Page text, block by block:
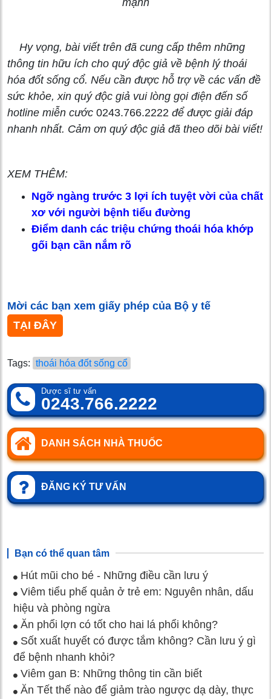
Hy vọng, bài viết trên đã cung cấp thêm những
thông tin hữu ích cho quý độc giả về bệnh lý thoái
hóa đốt sống cổ. Nếu cần được hỗ trợ về các vấn đề
sức khỏe, xin quý độc giả vui lòng gọi điện đến số
hotline miễn cước 0243.766.2222 để được giải đáp
nhanh nhất. Cảm ơn quý độc giả đã theo dõi bài viết!
XEM THÊM:
Ngỡ ngàng trước 3 lợi ích tuyệt vời của chất
xơ với người bệnh tiểu đường
Điểm danh các triệu chứng thoái hóa khớp
gối bạn cần nắm rõ
Mời các bạn xem giấy phép của Bộ y tế
TẠI ĐÂY
Tags: thoái hóa đốt sống cổ
Dược sĩ tư vấn
0243.766.2222
DANH SÁCH NHÀ THUỐC
ĐĂNG KÝ TƯ VẤN
Bạn có thể quan tâm
Hút mũi cho bé - Những điều cần lưu ý
Viêm tiểu phế quản ở trẻ em: Nguyên nhân, dấu
hiệu và phòng ngừa
Ăn phổi lợn có tốt cho hai lá phổi không?
Sốt xuất huyết có được tắm không? Cần lưu ý gì
để bệnh nhanh khỏi?
Viêm gan B: Những thông tin cần biết
Ăn Tết thế nào để giảm trào ngược dạ dày, thực